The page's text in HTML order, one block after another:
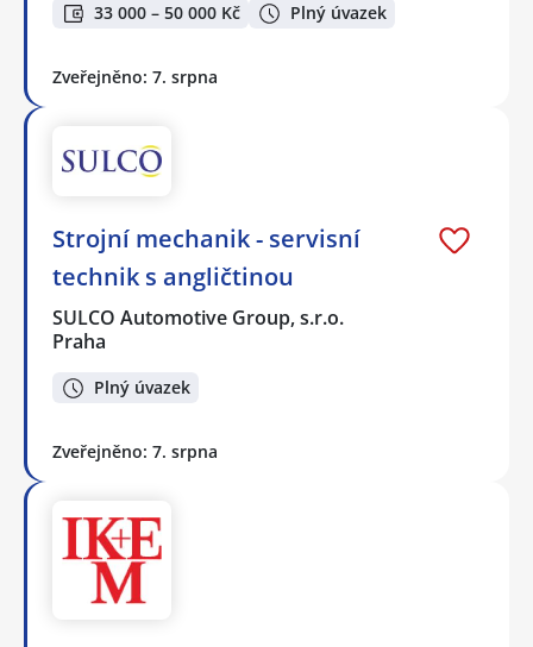
33 000 – 50 000 Kč Plný úvazek
Zveřejněno: 7. srpna
Strojní mechanik - servisní
technik s angličtinou
SULCO Automotive Group, s.r.o.
Praha
Plný úvazek
Zveřejněno: 7. srpna